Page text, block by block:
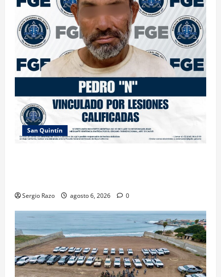
San Quintín
Sergio Razo agosto 6, 2026 0